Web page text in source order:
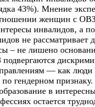
43%). Мнение
женщин с
инвалидов, а
не рассматривает
– не лишено
— как люди
гендерном признаку.
в
остается